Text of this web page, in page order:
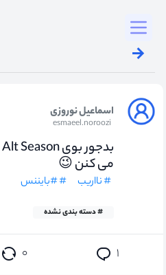
اسماعیل نوروزی
esmaeel.noroozi
می کنن 😉
# نااریب # #بایننس
# دسته بندی نشده
۱ ۰